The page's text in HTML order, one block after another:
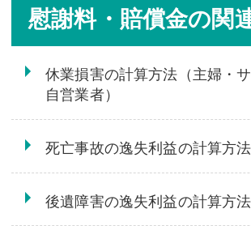
慰謝料・賠償金の関
休業損害の計算方法（主婦・
自営業者）
死亡事故の逸失利益の計算方法
後遺障害の逸失利益の計算方法